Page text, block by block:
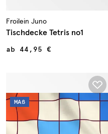
Froilein Juno
Tischdecke Tetris no1
ab 44,95 €
MAß